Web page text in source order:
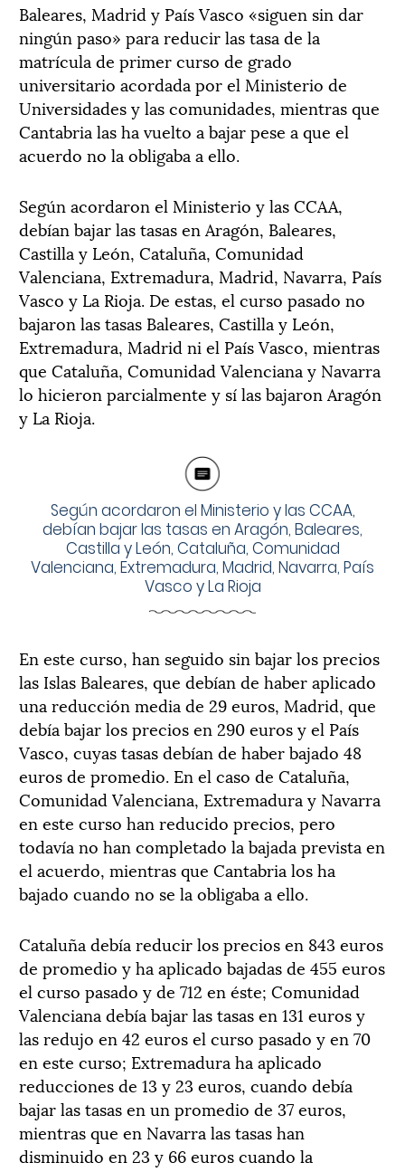
Baleares, Madrid y País Vasco «siguen sin dar
ningún paso» para reducir las tasa de la
matrícula de primer curso de grado
universitario acordada por el Ministerio de
Universidades y las comunidades, mientras que
Cantabria las ha vuelto a bajar pese a que el
acuerdo no la obligaba a ello.
Según acordaron el Ministerio y las CCAA,
debían bajar las tasas en Aragón, Baleares,
Castilla y León, Cataluña, Comunidad
Valenciana, Extremadura, Madrid, Navarra, País
Vasco y La Rioja. De estas, el curso pasado no
bajaron las tasas Baleares, Castilla y León,
Extremadura, Madrid ni el País Vasco, mientras
que Cataluña, Comunidad Valenciana y Navarra
lo hicieron parcialmente y sí las bajaron Aragón
y La Rioja.
Según acordaron el Ministerio y las CCAA,
debían bajar las tasas en Aragón, Baleares,
Castilla y León, Cataluña, Comunidad
Valenciana, Extremadura, Madrid, Navarra, País
Vasco y La Rioja
En este curso, han seguido sin bajar los precios
las Islas Baleares, que debían de haber aplicado
una reducción media de 29 euros, Madrid, que
debía bajar los precios en 290 euros y el País
Vasco, cuyas tasas debían de haber bajado 48
euros de promedio. En el caso de Cataluña,
Comunidad Valenciana, Extremadura y Navarra
en este curso han reducido precios, pero
todavía no han completado la bajada prevista en
el acuerdo, mientras que Cantabria los ha
bajado cuando no se la obligaba a ello.
Cataluña debía reducir los precios en 843 euros
de promedio y ha aplicado bajadas de 455 euros
el curso pasado y de 712 en éste; Comunidad
Valenciana debía bajar las tasas en 131 euros y
las redujo en 42 euros el curso pasado y en 70
en este curso; Extremadura ha aplicado
reducciones de 13 y 23 euros, cuando debía
bajar las tasas en un promedio de 37 euros,
mientras que en Navarra las tasas han
disminuido en 23 y 66 euros cuando la